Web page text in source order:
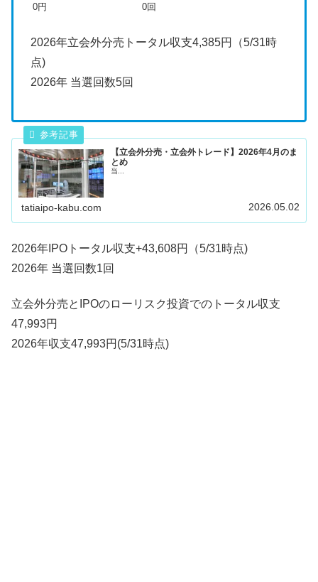
0円
0回
2026年立会外分売トータル収支4,385円（5/31時
点)
2026年 当選回数5回
【立会外分売・立会外トレード】2026年4月のま
とめ
当...
tatiaipo-kabu.com 2026.05.02
2026年IPOトータル収支+43,608円（5/31時点)
2026年 当選回数1回
立会外分売とIPOのローリスク投資でのトータル収支
47,993円
2026年収支47,993円(5/31時点)